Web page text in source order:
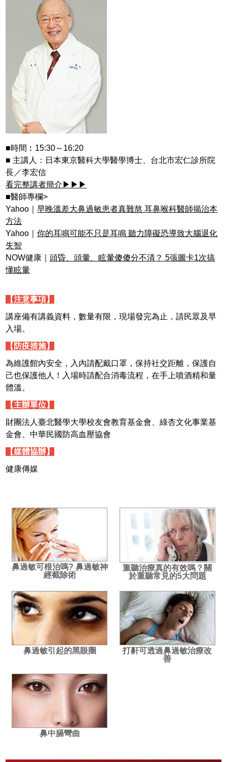
■時間︰15:30～16:20
■ 主講人：日本東京醫科大學醫學博士、台北市宏仁診所院
長／李宏信
看完整講者簡介▶▶▶
■醫師專欄>
Yahoo｜早晚溫差大鼻過敏患者真難熬 耳鼻喉科醫師揭治本
方法
Yahoo｜你的耳鳴可能不只是耳鳴 聽力障礙恐導致大腦退化
失智
NOW健康｜頭昏、頭暈、眩暈傻傻分不清？ 5張圖卡1次搞
懂眩暈
【注意事項】
講座備有講義資料，數量有限，現場發完為止，請民眾及早
入場。
【防疫措施】
為維護館內安全，入內請配戴口罩，保持社交距離，保護自
己也保護他人！入場時請配合消毒流程，在手上噴酒精和量
體溫。
【主辦單位】
財團法人臺北醫學大學校友會教育基金會、綠杏文化事業基
金會、中華民國防高血壓協會
【媒體協辦】
健康傳媒
鼻過敏可根治嗎? 鼻過敏神
經截除術
重聽治療真的有效嗎？關
於重聽常見的5大問題
鼻過敏引起的黑眼圈
打鼾可透過鼻過敏治療改
善
鼻中膈彎曲